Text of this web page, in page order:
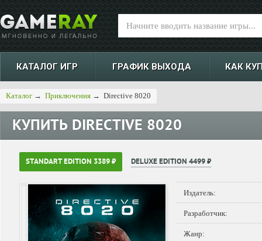
КАТАЛОГ ИГР ГРАФИК ВЫХОДА КАК
Каталог → Приключения → Directive 8020
КУПИТЬ DIRECTIVE 8020
STANDART EDITION 3389 ₽ DELUXE EDITION 4499 ₽
Издатель:
Разработчик:
Жанр: